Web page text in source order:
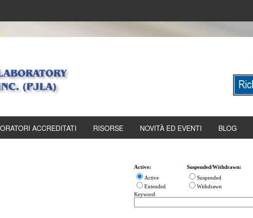
ACCREDITATI RISORSE NOVITÀ ED EVENTI BLOG